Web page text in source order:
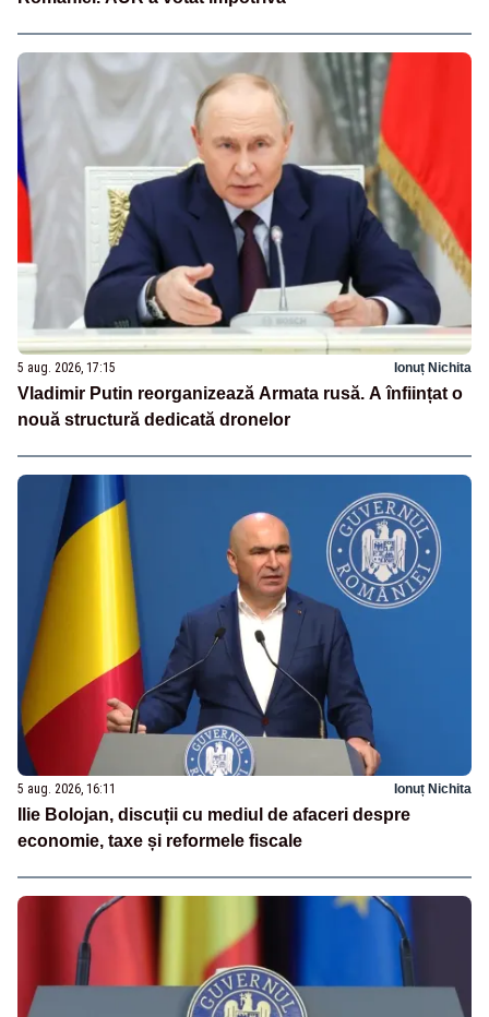
5 aug. 2026, 17:15 Ionuț Nichita
Vladimir Putin reorganizează Armata rusă. A înființat o
nouă structură dedicată dronelor
5 aug. 2026, 16:11 Ionuț Nichita
Ilie Bolojan, discuții cu mediul de afaceri despre
economie, taxe și reformele fiscale